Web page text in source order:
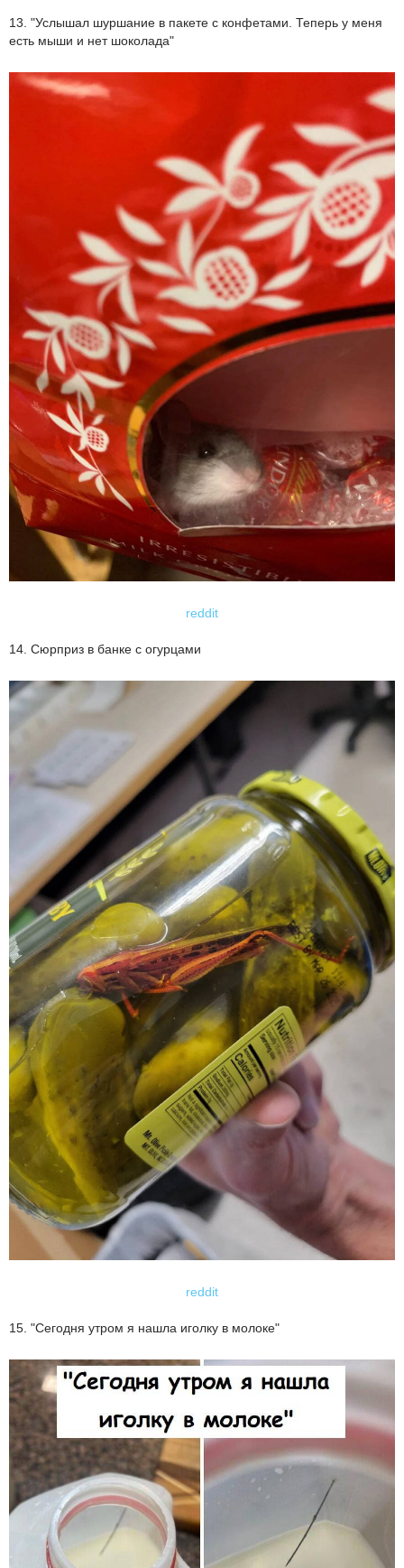
13. "Услышал шуршание в пакете с конфетами. Теперь у меня
есть мыши и нет шоколада"
reddit
14. Сюрприз в банке с огурцами
reddit
15. "Сегодня утром я нашла иголку в молоке"